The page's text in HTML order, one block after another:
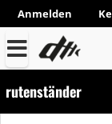
Anmelden
rutenständer